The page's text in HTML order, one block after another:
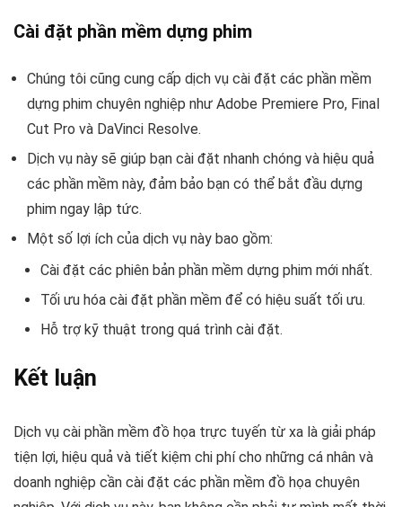
Cài đặt phần mềm dựng phim
Chúng tôi cũng cung cấp dịch vụ cài đặt các phần mềm
dựng phim chuyên nghiệp như Adobe Premiere Pro, Final
Cut Pro và DaVinci Resolve.
Dịch vụ này sẽ giúp bạn cài đặt nhanh chóng và hiệu quả
các phần mềm này, đảm bảo bạn có thể bắt đầu dựng
phim ngay lập tức.
Một số lợi ích của dịch vụ này bao gồm:
Cài đặt các phiên bản phần mềm dựng phim mới nhất.
Tối ưu hóa cài đặt phần mềm để có hiệu suất tối ưu.
Hỗ trợ kỹ thuật trong quá trình cài đặt.
Kết luận
Dịch vụ cài phần mềm đồ họa trực tuyến từ xa là giải pháp
tiện lợi, hiệu quả và tiết kiệm chi phí cho những cá nhân và
doanh nghiệp cần cài đặt các phần mềm đồ họa chuyên